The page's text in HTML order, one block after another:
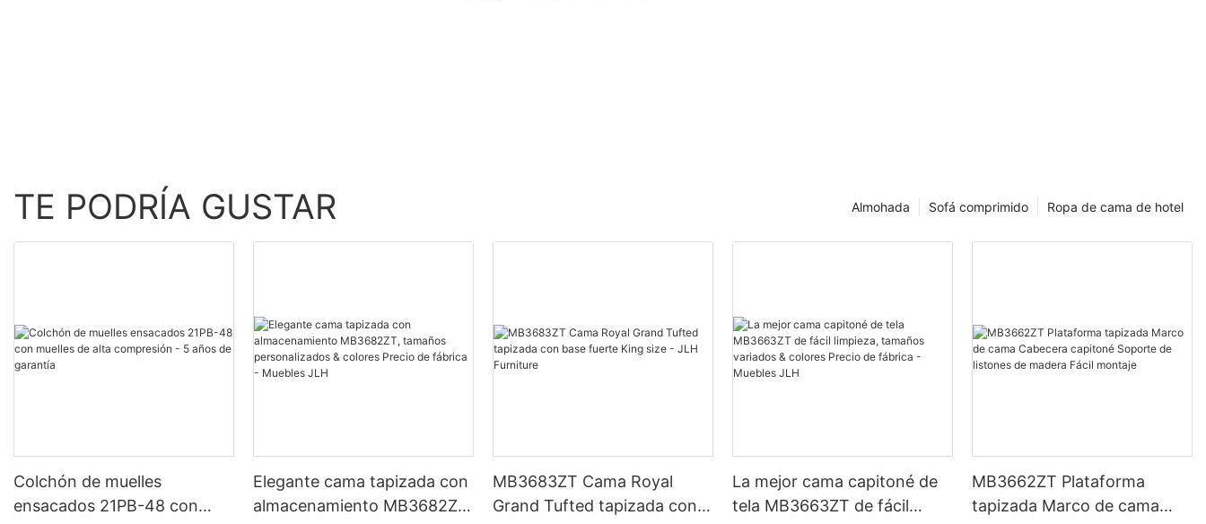
TE PODRÍA GUSTAR Ropa de cama de hotel
Sofá comprimido
Almohada
Colchón de muelles
ensacados 21PB-48 con
Elegante cama tapizada con
almacenamiento MB3682ZT,
MB3683ZT Cama Royal
Grand Tufted tapizada con
La mejor cama capitoné de
tela MB3663ZT de fácil
MB3662ZT Plataforma
tapizada Marco de cama